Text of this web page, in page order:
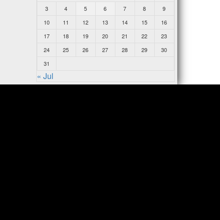
3
4 5 6 7 8
9
10
11 12 13 14 15
16
17
18 19 20 21 22
23
24
25 26 27 28 29
30
31
« Jul